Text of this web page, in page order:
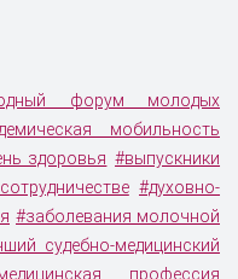
форум молодых
мобильность
здоровья #выпускники
#духовно-
#заболевания молочной
судебно-медицинский
профессия